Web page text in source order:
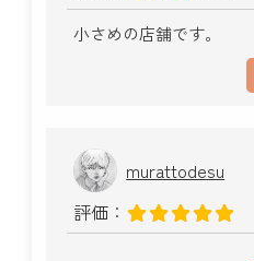
小さめの店舗です。
murattodesu
評価：